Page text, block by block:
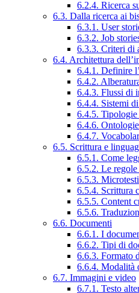
6.2.4. Ricerca
6.3. Dalla ricerca ai
6.3.1. User
6.3.2. Job
6.3.3. Criteri di
6.4. Architettura
6.4.1. Definire
6.4.2.
6.4.3. Flussi di
6.4.4. Sistemi
6.4.5.
6.4.6.
6.4.7.
6.5. Scrittura e
6.5.1. Come
6.5.2. Le
6.5.3. Microtesti
6.5.4. Scrittura
6.5.5. Content
6.5.6.
6.6. Documenti
6.6.1. I
6.6.2. Tipi di
6.6.3. Formato
6.6.4. Modalità
6.7. Immagini e video
6.7.1. Testo